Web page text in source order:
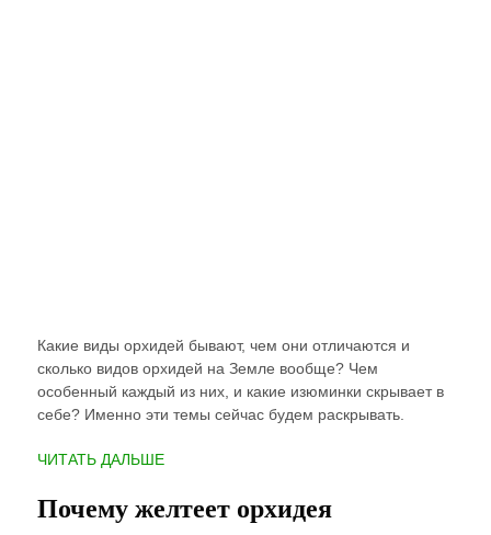
Какие виды орхидей бывают, чем они отличаются и
сколько видов орхидей на Земле вообще? Чем
особенный каждый из них, и какие изюминки скрывает в
себе? Именно эти темы сейчас будем раскрывать.
ЧИТАТЬ ДАЛЬШЕ“ВИДЫ
Почему желтеет орхидея